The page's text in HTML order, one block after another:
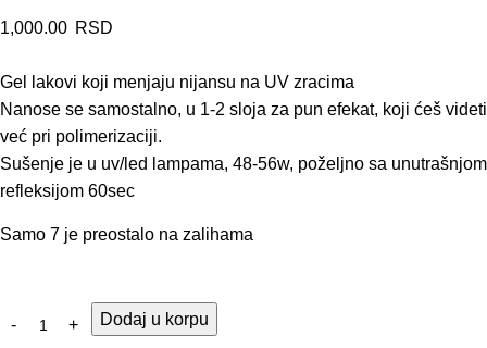
1,000.00 RSD
Gel lakovi koji menjaju nijansu na UV zracima
Nanose se samostalno, u 1-2 sloja za pun efekat, koji ćeš videti
već pri polimerizaciji.
Sušenje je u uv/led lampama, 48-56w, poželjno sa unutrašnjom
refleksijom 60sec
Samo 7 je preostalo na zalihama
Dodaj u korpu